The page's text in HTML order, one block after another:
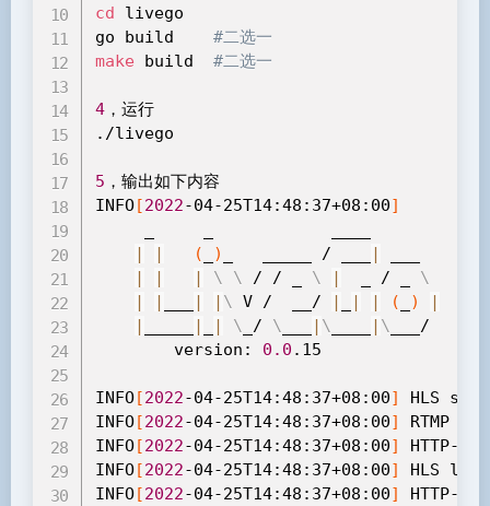
cd livego
go build #二选一
make build #二选一
4 ，运行
./livego
5 ，输出如下内容
INFO[2022-04-25T14:48:37+08:00]
|
| ( ) _   _____ / ___ |
|
| | \ \ / / _ \ |
  _ / _
\
|
| | | \ V /  __/ | | | ( )
|
|
| | \ _/ \ | \ | \
___/
        version:
0.0 .15
INFO[2022-04-25T14:48:37+08:00]
HLS
INFO[2022-04-25T14:48:37+08:00]
RTMP
INFO[2022-04-25T14:48:37+08:00]
HTTP-
INFO[2022-04-25T14:48:37+08:00]
HLS
INFO[2022-04-25T14:48:37+08:00] HTTP-